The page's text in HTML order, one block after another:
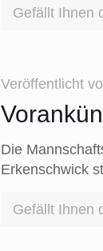
Gefällt Ihnen
Veröffentlicht
Die
Erkenschwick
Gefällt Ihnen